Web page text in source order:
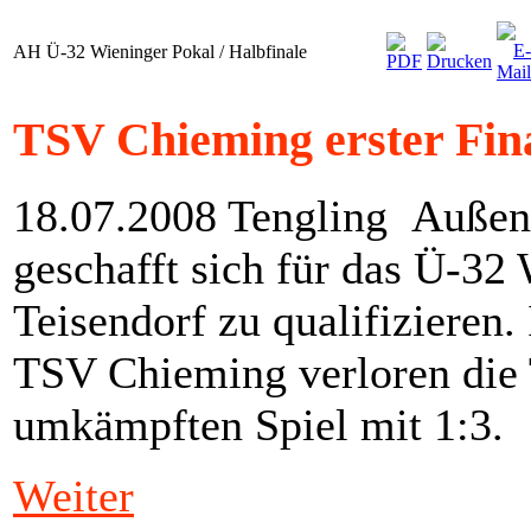
AH Ü-32 Wieninger Pokal / Halbfinale
TSV Chieming erster
18.07.2008 Tengling
geschafft sich für das Ü-
Teisendorf zu
TSV Chieming verloren
umkämpften Spiel mit 1:3.
Weiter